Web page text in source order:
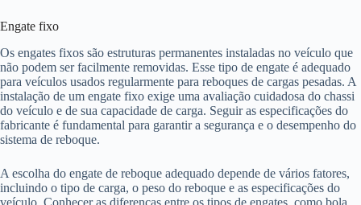
Engate fixo
Os engates fixos são estruturas permanentes instaladas no veículo que
não podem ser facilmente removidas. Esse tipo de engate é adequado
para veículos usados regularmente para reboques de cargas pesadas. A
instalação de um engate fixo exige uma avaliação cuidadosa do chassi
do veículo e de sua capacidade de carga. Seguir as especificações do
fabricante é fundamental para garantir a segurança e o desempenho do
sistema de reboque.
A escolha do engate de reboque adequado depende de vários fatores,
incluindo o tipo de carga, o peso do reboque e as especificações do
veículo. Conhecer as diferenças entre os tipos de engates, como bola,